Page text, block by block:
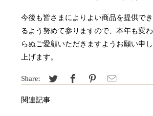
今後も皆さまによりよい商品を提供でき
るよう努めて参りますので、本年も変わ
らぬご愛顧いただきますようお願い申し
上げます。
Share:
関連記事